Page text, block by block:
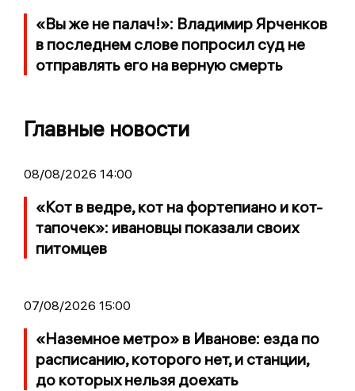
«Вы же не палач!»: Владимир Ярченков
в последнем слове попросил суд не
отправлять его на верную смерть
Главные новости
08/08/2026 14:00
«Кот в ведре, кот на фортепиано и кот-
тапочек»: ивановцы показали своих
питомцев
07/08/2026 15:00
«Наземное метро» в Иванове: езда по
расписанию, которого нет, и станции,
до которых нельзя доехать